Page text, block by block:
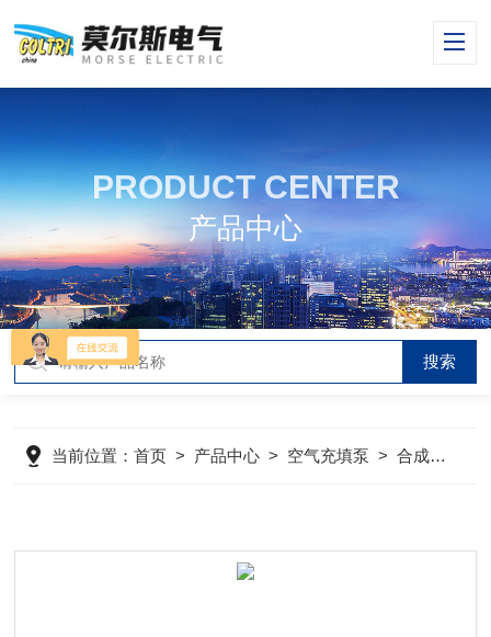
PRODUCT CENTER
产品中心
当前位置：首页 > 产品中心 > 空气充填泵 >合成润滑油